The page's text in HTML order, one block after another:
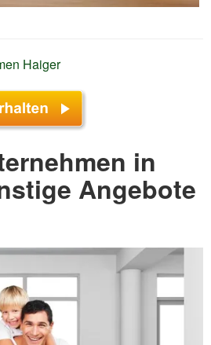
Haiger
in
Angebote